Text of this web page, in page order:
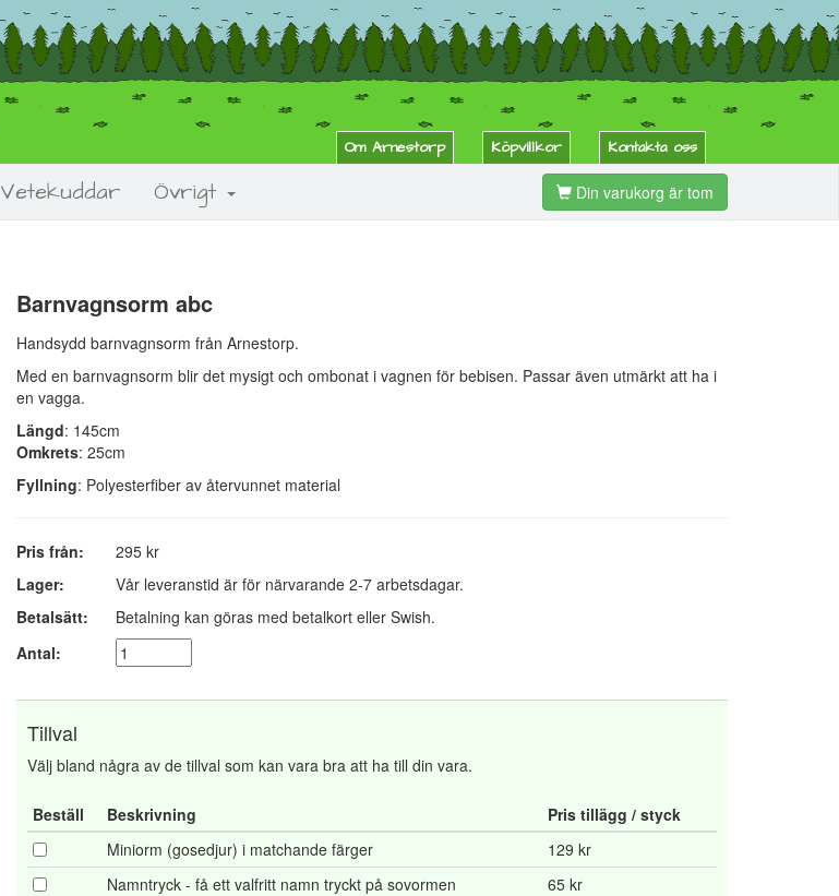
Om Arnestorp Köpvillkor Kontakta oss
Vetekuddar Övrigt Din varukorg är tom
Barnvagnsorm abc
Handsydd barnvagnsorm från Arnestorp.
Med en barnvagnsorm blir det mysigt och ombonat i vagnen för bebisen. Passar även utmärkt att ha i
en vagga.
Längd: 145cm
Omkrets: 25cm
Fyllning: Polyesterfiber av återvunnet material
Pris från:
295 kr
Lager:
Vår leveranstid är för närvarande 2-7 arbetsdagar.
Betalsätt:
Betalning kan göras med betalkort eller Swish.
Antal:
Tillval
Välj bland några av de tillval som kan vara bra att ha till din vara.
Beställ Beskrivning
Pris tillägg / styck
Miniorm (gosedjur) i matchande färger
129 kr
Namntryck - få ett valfritt namn tryckt på sovormen
65 kr